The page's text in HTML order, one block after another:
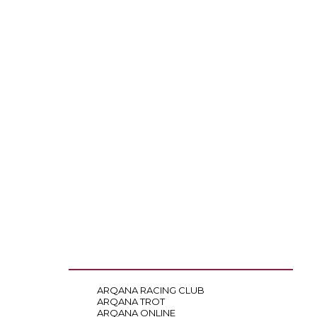
ARQANA RACING CLUB
ARQANA TROT
ARQANA ONLINE